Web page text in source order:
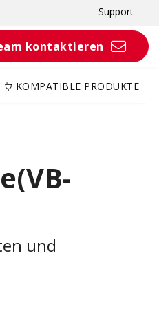
Support
kontaktieren
KOMPATIBLE PRODUKTE
und